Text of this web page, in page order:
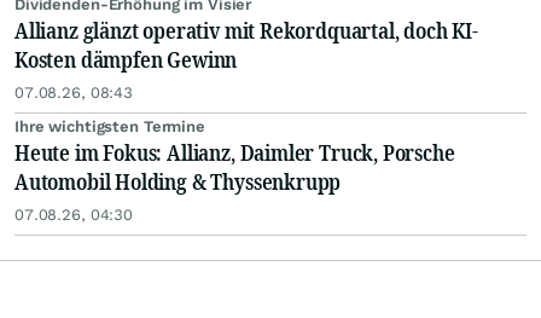
Dividenden-Erhöhung im Visier
Allianz glänzt operativ mit Rekordquartal, doch KI-
Kosten dämpfen Gewinn
07.08.26, 08:43
Ihre wichtigsten Termine
Heute im Fokus: Allianz, Daimler Truck, Porsche
Automobil Holding & Thyssenkrupp
07.08.26, 04:30